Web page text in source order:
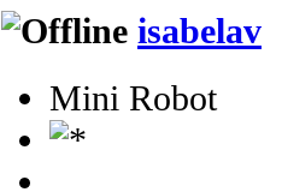
isabelav
Mini Robot